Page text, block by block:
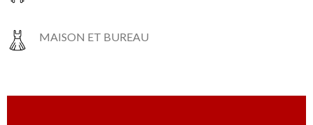
MAISON ET BUREAU